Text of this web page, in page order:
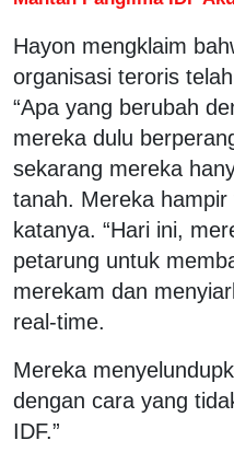
Hayon mengklaim
organisasi teroris
“Apa yang berubah
mereka dulu
sekarang mereka
tanah. Mereka hampir
katanya. “Hari ini,
petarung untuk
merekam dan
real-time.
Mereka
dengan cara yang
IDF.”